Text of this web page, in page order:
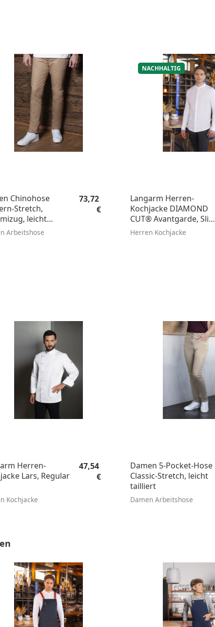
Chinohose
Stretch,
leicht
Arbeitshose
Regulärer Preis:
73,72
€
NACHHALTIG
Langarm Herren-
Kochjacke DIAMOND
CUT® Avantgarde, Slim
Fit
Herren Kochjacke
Herren-
Lars, Regular
Kochjacke
Regulärer Preis:
47,54
€
Damen 5-Pocket-Hose
Classic-Stretch, leicht
tailliert
Damen Arbeitshose